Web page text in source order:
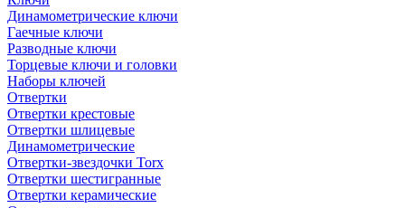
Динамометрические ключи
Гаечные ключи
Разводные ключи
Торцевые ключи и головки
Наборы ключей
Отвертки
Отвертки крестовые
Отвертки шлицевые
Динамометрические
Отвертки-звездочки Torx
Отвертки шестигранные
Отвертки керамические